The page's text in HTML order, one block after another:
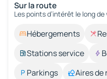
Sur la route
Les points d’intérêt le long
Hébergements
Stations service
Parkings
Aires de